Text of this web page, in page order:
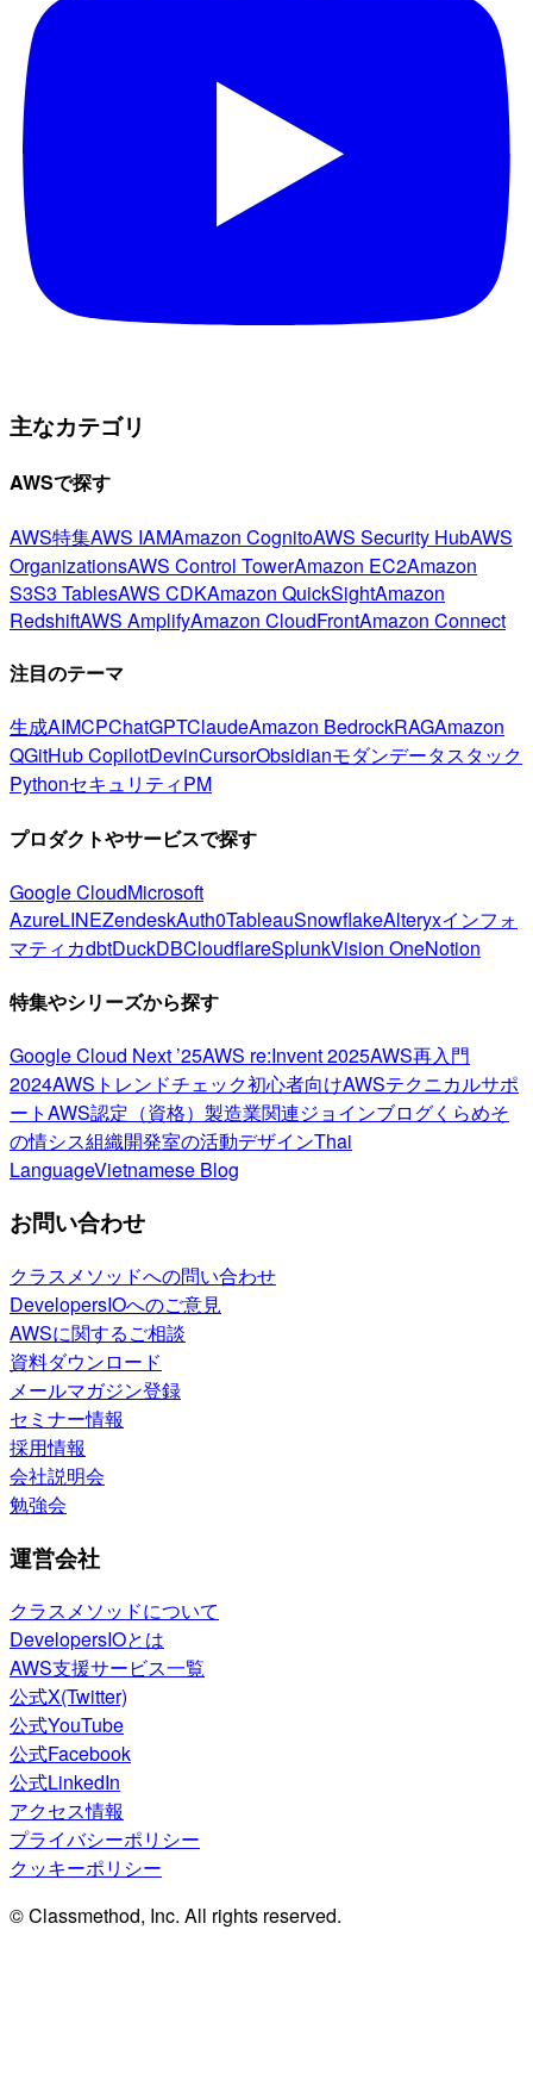
主なカテゴリ
AWSで探す
AWS特集AWS IAMAmazon CognitoAWS Security HubAWS
OrganizationsAWS Control TowerAmazon EC2Amazon
S3S3 TablesAWS CDKAmazon QuickSightAmazon
RedshiftAWS AmplifyAmazon CloudFrontAmazon Connect
注目のテーマ
生成AIMCPChatGPTClaudeAmazon BedrockRAGAmazon
QGitHub CopilotDevinCursorObsidianモダンデータスタック
PythonセキュリティPM
プロダクトやサービスで探す
Google CloudMicrosoft
AzureLINEZendeskAuth0TableauSnowflakeAlteryxインフォ
マティカdbtDuckDBCloudflareSplunkVision OneNotion
特集やシリーズから探す
Google Cloud Next ’25AWS re:Invent 2025AWS再入門
2024AWSトレンドチェック初心者向けAWSテクニカルサポ
ートAWS認定（資格） 製造業関連ジョインブログくらめそ
の情シス組織開発室の活動デザインThai
LanguageVietnamese Blog
お問い合わせ
クラスメソッドへの問い合わせ
DevelopersIOへのご意見
AWSに関するご相談
資料ダウンロード
メールマガジン登録
セミナー情報
採用情報
会社説明会
勉強会
運営会社
クラスメソッドについて
DevelopersIOとは
AWS支援サービス一覧
公式X(Twitter)
公式YouTube
公式Facebook
公式LinkedIn
アクセス情報
プライバシーポリシー
クッキーポリシー
© Classmethod, Inc. All rights reserved.